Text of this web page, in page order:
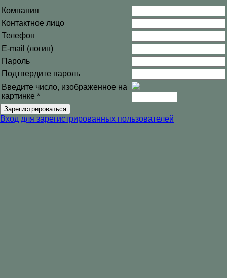
Компания
Контактное лицо
Телефон
E-mail (логин)
Пароль
Подтвердите пароль
Введите число, изображенное на
картинке *
Вход для зарегистрированных пользователей